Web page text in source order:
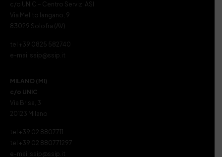
c/o UNIC – Centro Servizi ASI
Via Melito Iangano, 9
83029 Solofra (AV)
tel +39 0825 582740
e-mail ssip@ssip.it
MILANO (MI)
c/o UNIC
Via Brisa, 3
20123 Milano
tel +39 02 8807711
tel +39 02 880771297
e-mail ssip@ssip.it